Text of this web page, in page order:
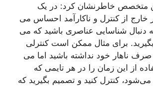
متخصص خاطرنشان کرد: در یک
خارج از کنترل و ناکارآمد احساس می
دنبال شناسایی عناصری باشید که می
بگیرید. برای مثال ممکن است کنترلی
ناهار خود نداشته باشید اما می
از این زمان را در هر تایمی که
کنترل کنید و تصمیم بگیرید که